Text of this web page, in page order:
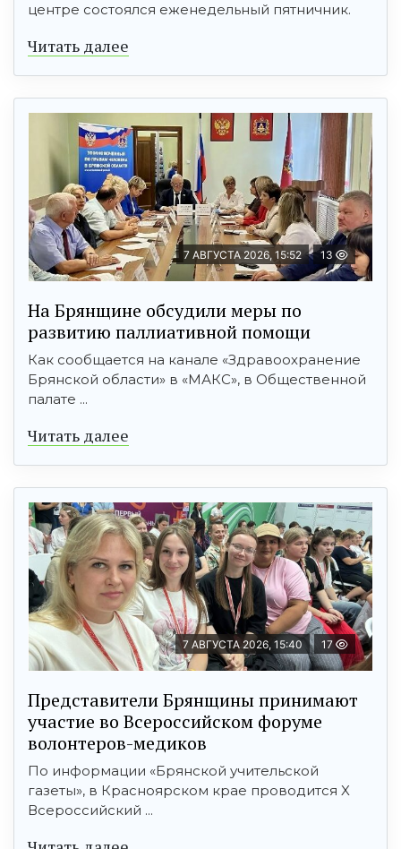
центре состоялся еженедельный пятничник.
Читать далее
7 АВГУСТА 2026, 15:52 13
На Брянщине обсудили меры по
развитию паллиативной помощи
Как сообщается на канале «Здравоохранение
Брянской области» в «МАКС», в Общественной
палате ...
Читать далее
7 АВГУСТА 2026, 15:40 17
Представители Брянщины принимают
участие во Всероссийском форуме
волонтеров-медиков
По информации «Брянской учительской
газеты», в Красноярском крае проводится X
Всероссийский ...